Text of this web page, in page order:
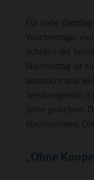
Für viele
Wochentage,
Schulen die
Nachmittag ist
ausmacht und
Serviceagentur.
Jahre gesichert.
übernommen.
„Ohne